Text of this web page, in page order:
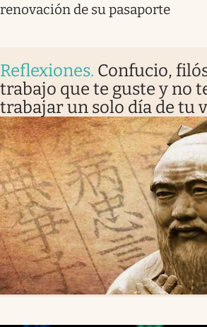
renovación de su pasaporte
Reflexiones. Confucio,
trabajo que te guste y no
trabajar un solo día de tu